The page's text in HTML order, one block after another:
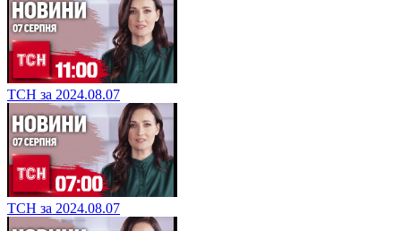
ТСН за 2024.08.07
ТСН за 2024.08.07